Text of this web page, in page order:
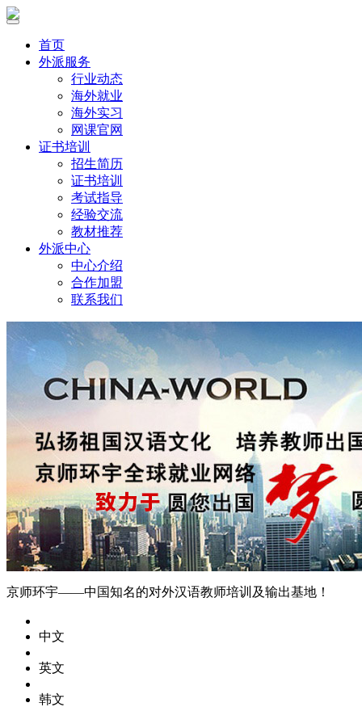
首页
外派服务
行业动态
海外就业
海外实习
网课官网
证书培训
招生简历
证书培训
考试指导
经验交流
教材推荐
外派中心
中心介绍
合作加盟
联系我们
京师环宇——中国知名的对外汉语教师培训及输出基地！
中文
英文
韩文